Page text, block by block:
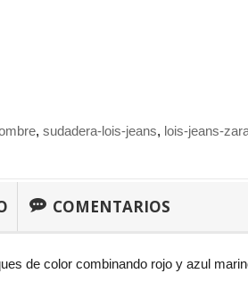
sudadera-lois-jeans lois-jeans-
COMENTARIOS
de color combinando rojo y azul